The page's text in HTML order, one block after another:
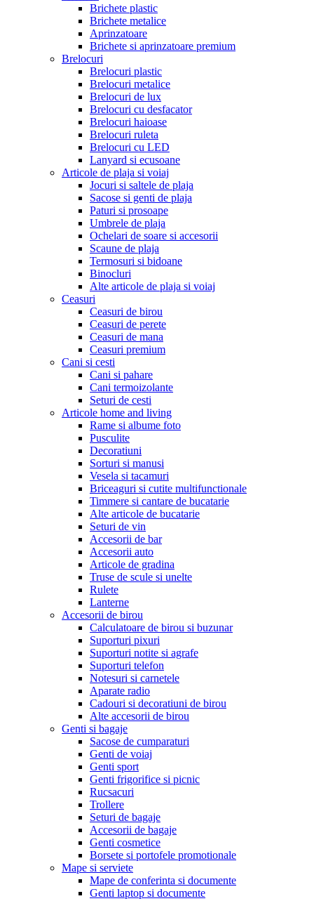
Brichete plastic
Brichete metalice
Aprinzatoare
Brichete si aprinzatoare premium
Brelocuri
Brelocuri plastic
Brelocuri metalice
Brelocuri de lux
Brelocuri cu desfacator
Brelocuri haioase
Brelocuri ruleta
Brelocuri cu LED
Lanyard si ecusoane
Articole de plaja si voiaj
Jocuri si saltele de plaja
Sacose si genti de plaja
Paturi si prosoape
Umbrele de plaja
Ochelari de soare si accesorii
Scaune de plaja
Termosuri si bidoane
Binocluri
Alte articole de plaja si voiaj
Ceasuri
Ceasuri de birou
Ceasuri de perete
Ceasuri de mana
Ceasuri premium
Cani si cesti
Cani si pahare
Cani termoizolante
Seturi de cesti
Articole home and living
Rame si albume foto
Pusculite
Decoratiuni
Sorturi si manusi
Vesela si tacamuri
Briceaguri si cutite multifunctionale
Timmere si cantare de bucatarie
Alte articole de bucatarie
Seturi de vin
Accesorii de bar
Accesorii auto
Articole de gradina
Truse de scule si unelte
Rulete
Lanterne
Accesorii de birou
Calculatoare de birou si buzunar
Suporturi pixuri
Suporturi notite si agrafe
Suporturi telefon
Notesuri si carnetele
Aparate radio
Cadouri si decoratiuni de birou
Alte accesorii de birou
Genti si bagaje
Sacose de cumparaturi
Genti de voiaj
Genti sport
Genti frigorifice si picnic
Rucsacuri
Trollere
Seturi de bagaje
Accesorii de bagaje
Genti cosmetice
Borsete si portofele promotionale
Mape si serviete
Mape de conferinta si documente
Genti laptop si documente